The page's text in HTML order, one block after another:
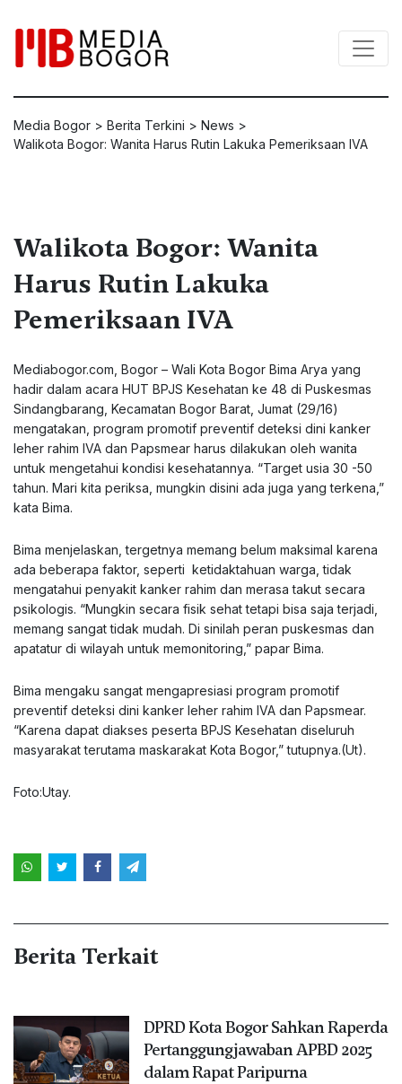
Media Bogor > Berita Terkini > News >
Walikota Bogor: Wanita Harus Rutin Lakuka Pemeriksaan IVA
Walikota Bogor: Wanita
Harus Rutin Lakuka
Pemeriksaan IVA
Mediabogor.com , Bogor – Wali Kota Bogor Bima Arya yang
hadir dalam acara HUT BPJS Kesehatan ke 48 di Puskesmas
Sindangbarang, Kecamatan Bogor Barat, Jumat (29/16)
mengatakan, program promotif preventif deteksi dini kanker
leher rahim IVA dan Papsmear harus dilakukan oleh wanita
untuk mengetahui kondisi kesehatannya. “Target usia 30 -50
tahun. Mari kita periksa, mungkin disini ada juga yang terkena,”
kata Bima.
Bima menjelaskan, tergetnya memang belum maksimal karena
ada beberapa faktor, seperti ketidaktahuan warga, tidak
mengatahui penyakit kanker rahim dan merasa takut secara
psikologis. “Mungkin secara fisik sehat tetapi bisa saja terjadi,
memang sangat tidak mudah. Di sinilah peran puskesmas dan
apatatur di wilayah untuk memonitoring,” papar Bima.
Bima mengaku sangat mengapresiasi program promotif
preventif deteksi dini kanker leher rahim IVA dan Papsmear.
“Karena dapat diakses peserta BPJS Kesehatan diseluruh
masyarakat terutama maskarakat Kota Bogor,” tutupnya.(Ut).
Foto:Utay.
Berita Terkait
DPRD Kota Bogor Sahkan Raperda
Pertanggungjawaban APBD 2025
dalam Rapat Paripurna